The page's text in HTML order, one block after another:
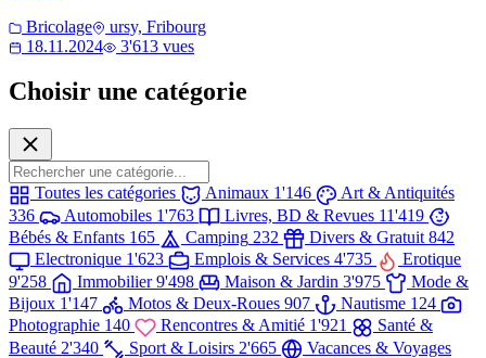
Bricolage
ursy, Fribourg
18.11.2024
3'613 vues
Choisir une catégorie
Toutes les catégories Animaux 1'146
Art & Antiquités
336
Automobiles 1'763 Livres, BD & Revues 11'419
Bébés & Enfants 165 Camping 232 Divers & Gratuit 842
Electronique 1'623 Emplois & Services 4'735
Erotique
9'258
Immobilier 9'498 Maison & Jardin 3'975
Mode &
Bijoux 1'147 Motos & Deux-Roues 907 Nautisme 124
Photographie 140 Rencontres & Amitié 1'921
Santé &
Beauté 2'340 Sport & Loisirs 2'665
Vacances & Voyages